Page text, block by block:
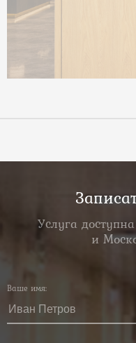
Услуга
и
Ваше имя: